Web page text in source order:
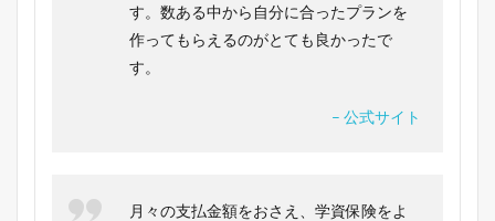
す。数ある中から自分に合ったプランを
作ってもらえるのがとても良かったで
す。
– 公式サイト
月々の支払金額をおさえ、学資保険をよ